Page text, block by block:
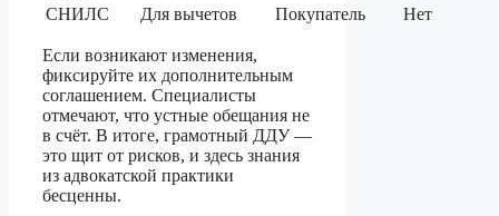
СНИЛС
Для вычетов Покупатель Нет
Если возникают изменения,
фиксируйте их дополнительным
соглашением. Специалисты
отмечают, что устные обещания не
в счёт. В итоге, грамотный ДДУ —
это щит от рисков, и здесь знания
из адвокатской практики
бесценны.